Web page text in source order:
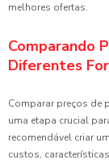
melhores ofertas.
Comparando
Diferentes
Comparar preços de
uma etapa crucial
recomendável criar
custos,